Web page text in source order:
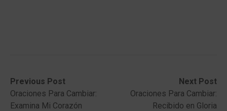
Post
navigation
Previous Post
Previous
post:Oraciones Para Cambiar:
Examina Mi Corazón
Next Post
Next
post:
Oraciones Para Cambiar:
Recibido en Gloria